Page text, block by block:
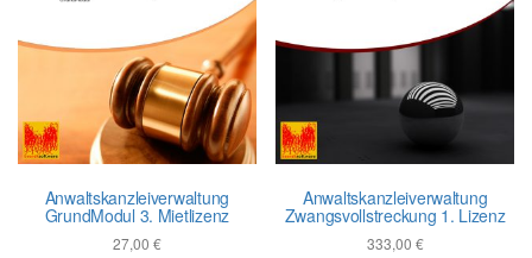
Anwalts­kanzlei­verwaltung
GrundModul 3. Mietlizenz
27,00 €
Anwalts­kanzlei­verwaltung
Zwangs­vollstreckung 1. Lizenz
333,00 €